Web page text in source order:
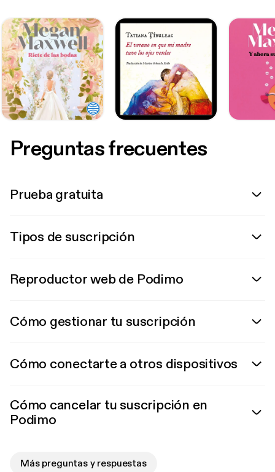
Preguntas frecuentes
Prueba gratuita
Tipos de suscripción
Reproductor web de Podimo
Cómo gestionar tu suscripción
Cómo conectarte a otros dispositivos
Cómo cancelar tu suscripción en
Podimo
Más preguntas y respuestas